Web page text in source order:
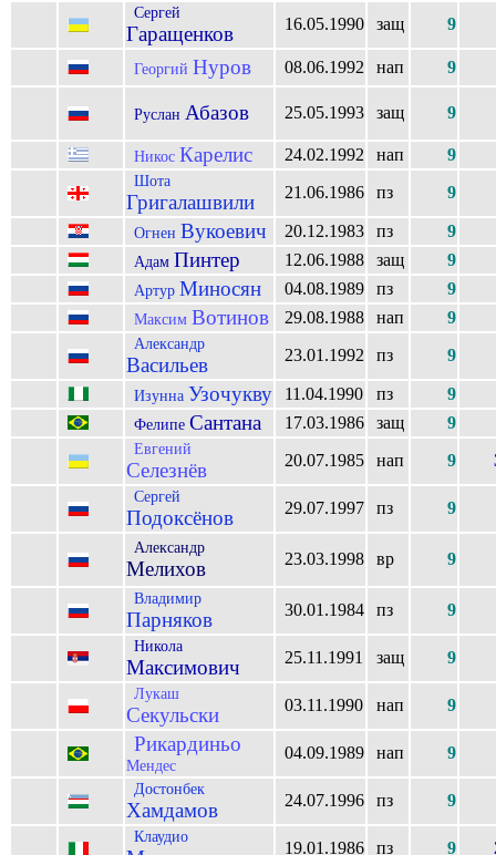
Сергей
Гаращенков 16.05.1990 защ 9
Георгий Нуров 08.06.1992 нап 9
Руслан Абазов 25.05.1993 защ 9
Никос Карелис 24.02.1992 нап 9
Шота
Григалашвили 21.06.1986 пз 9
Огнен Вукоевич 20.12.1983 пз 9
Адам Пинтер 12.06.1988 защ 9
Артур Миносян 04.08.1989 пз 9
Максим Вотинов 29.08.1988 нап 9
Александр
Васильев 23.01.1992 пз 9
Изунна Узочукву 11.04.1990 пз 9
Фелипе Сантана 17.03.1986 защ 9
Евгений
Селезнёв 20.07.1985 нап 9
Сергей
Подоксёнов 29.07.1997 пз 9
Александр
Мелихов 23.03.1998 вр 9
Владимир
Парняков 30.01.1984 пз 9
Никола
Максимович 25.11.1991 защ 9
Лукаш
Секульски 03.11.1990 нап 9
Рикардиньо
Мендес
04.09.1989 нап 9
Достонбек
Хамдамов 24.07.1996 пз 9
Клаудио
19.01.1986 пз 9